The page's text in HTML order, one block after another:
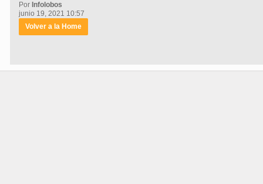
Por Infolobos
junio 19, 2021 10:57
Volver a la Home